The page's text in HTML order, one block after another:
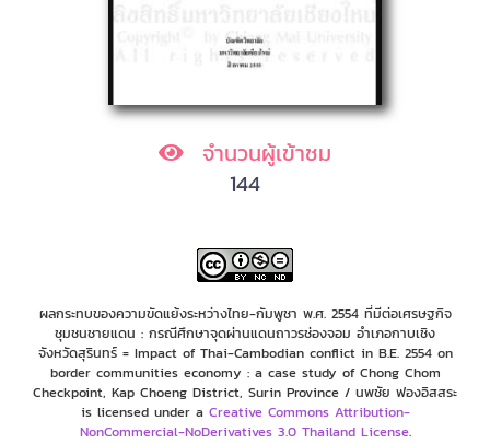
จำนวนผู้เข้าชม
144
ผลกระทบของความขัดแย้งระหว่างไทย-กัมพูชา พ.ศ. 2554 ที่มีต่อเศรษฐกิจ
ชุมชนชายแดน : กรณีศึกษาจุดผ่านแดนถาวรช่องจอม อำเภอกาบเชิง
จังหวัดสุรินทร์ = Impact of Thai-Cambodian conflict in B.E. 2554 on
border communities economy : a case study of Chong Chom
Checkpoint, Kap Choeng District, Surin Province / นพชัย ฟองอิสสระ
is licensed under a Creative Commons Attribution-
NonCommercial-NoDerivatives 3.0 Thailand License.